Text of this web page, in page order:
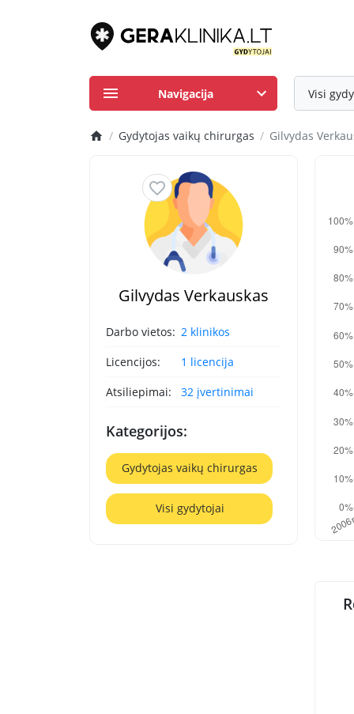
Visi
Navigacija
Gydytojas vaikų chirurgas Gilvydas
Gilvydas Verkauskas
Darbo vietos: 2 klinikos
Licencijos:
1 licencija
Atsiliepimai:
32 įvertinimai
Kategorijos:
Gydytojas vaikų chirurgas
Visi gydytojai